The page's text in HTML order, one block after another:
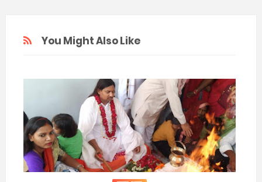
You Might Also Like